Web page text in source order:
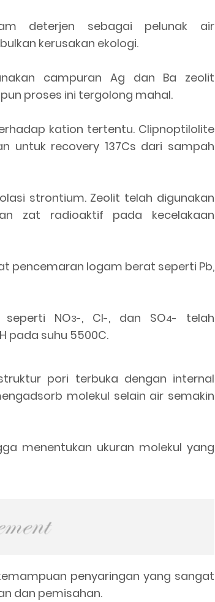
deterjen sebagai pelunak air
kerusakan ekologi.
campuran Ag dan Ba zeolit
proses ini tergolong mahal.
kation tertentu. Clipnoptilolite
untuk recovery 137Cs dari sampah
strontium. Zeolit telah digunakan
zat radioaktif pada kecelakaan
pencemaran logam berat seperti Pb,
NO3-, Cl-, dan SO4-
telah
pada suhu 5500C.
pori terbuka dengan internal
molekul selain air semakin
menentukan ukuran molekul yang
penyaringan yang sangat
dan pemisahan.